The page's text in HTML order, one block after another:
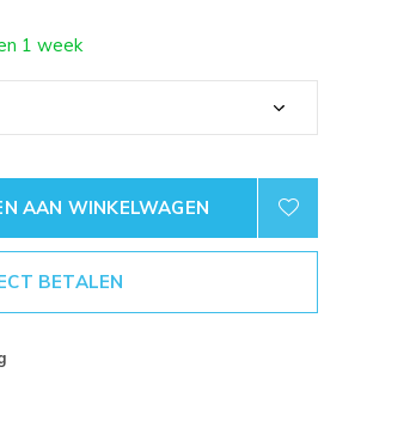
1 week
AAN WINKELWAGEN
BETALEN